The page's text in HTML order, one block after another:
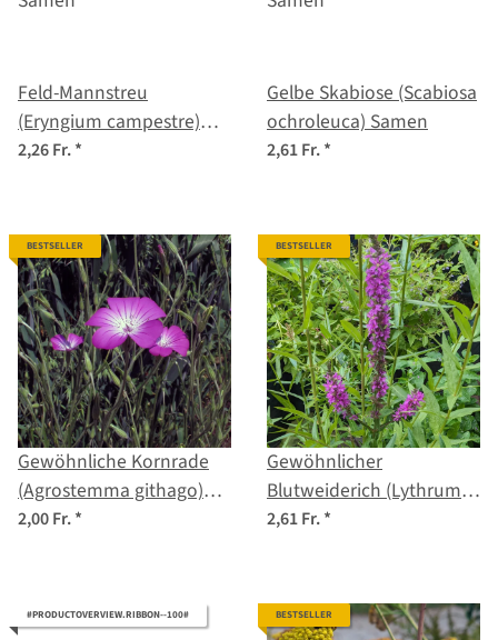
Feld-Mannstreu
(Eryngium campestre)
Samen
2,26 Fr.*
Gelbe Skabiose (Scabiosa
ochroleuca) Samen
2,61 Fr.*
BESTSELLER
Gewöhnliche Kornrade
(Agrostemma githago)
Samen
2,00 Fr.*
BESTSELLER
Gewöhnlicher
Blutweiderich (Lythrum
salicaria) Samen
2,61 Fr.*
#PRODUCTOVERVIEW.RIBBON--100# BESTSELLER